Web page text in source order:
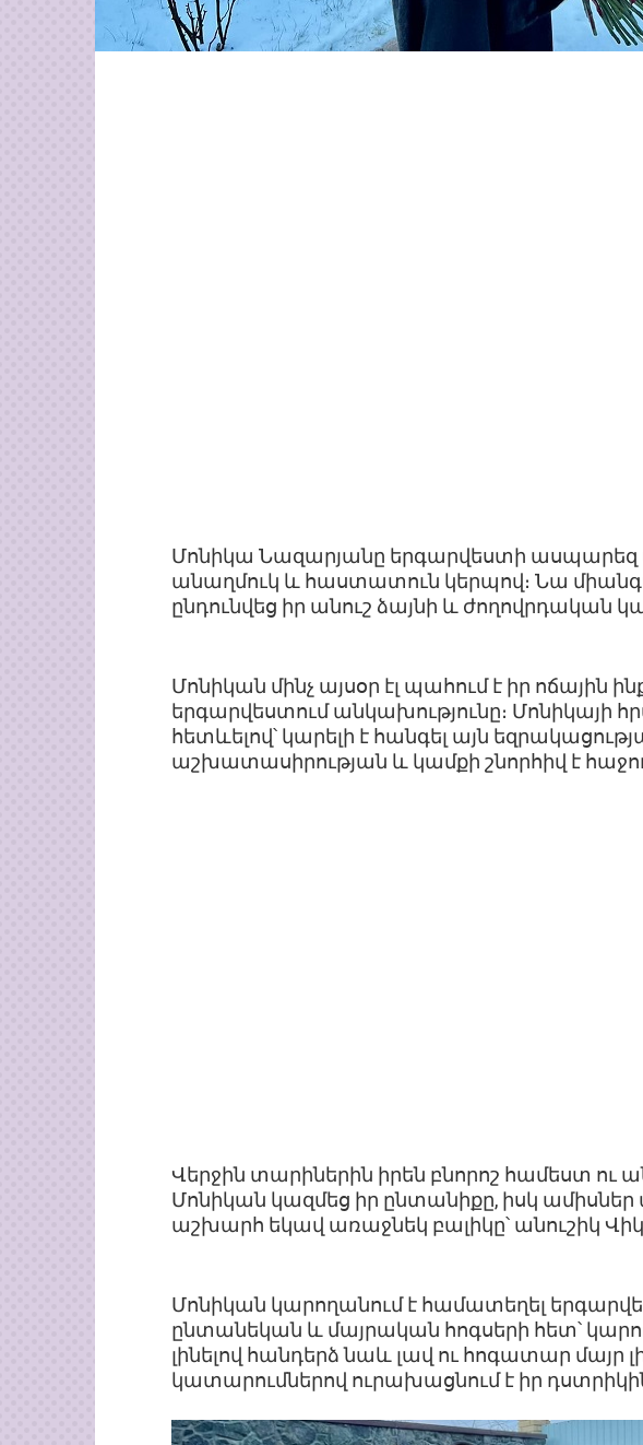
Մոնիկա Նազարյանը երգարվեստի ասպարեզ
անաղմուկ և հաստատուն կերպով։ Նա
ընդունվեց իր անուշ ձայնի և ժողովրդական
Մոնիկան մինչ այսօր էլ պահում է իր ոճային
երգարվեստում անկախությունը։ Մոնիկայի
հետևելով՝ կարելի է հանգել այն
աշխատասիրության և կամքի շնորհիվ է
Վերջին տարիներին իրեն բնորոշ համեստ ու
Մոնիկան կազմեց իր ընտանիքը, իսկ ամիսներ
աշխարհ եկավ առաջնեկ բալիկը՝ անուշիկ
Մոնիկան կարողանում է համատեղել
ընտանեկան և մայրական հոգսերի հետ՝
լինելով հանդերձ նաև լավ ու հոգատար մայր
կատարումներով ուրախացնում է իր